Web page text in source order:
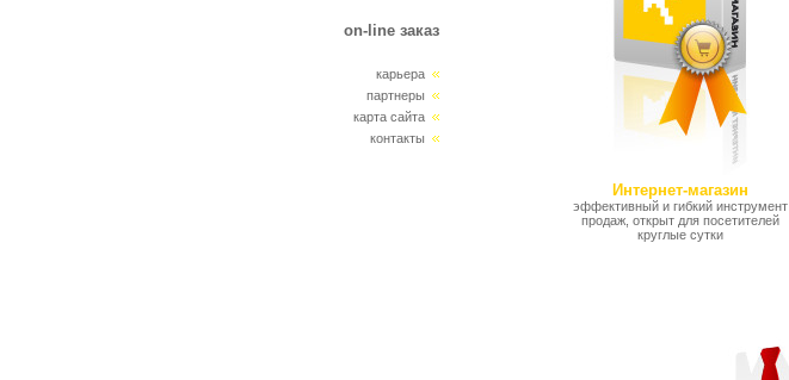
on-line заказ
карьера
партнеры
карта сайта
контакты
Интернет-магазин
эффективный и гибкий инструмент
продаж, открыт для посетителей
круглые сутки